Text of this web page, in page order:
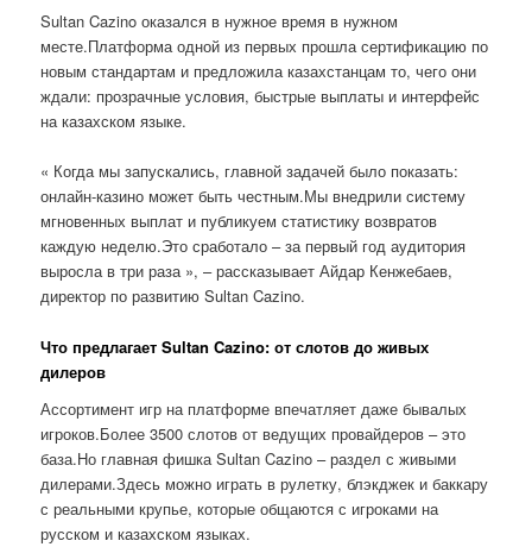
Sultan Cazino оказался в нужное время в нужном
месте.Платформа одной из первых прошла сертификацию по
новым стандартам и предложила казахстанцам то, чего они
ждали: прозрачные условия, быстрые выплаты и интерфейс
на казахском языке.
« Когда мы запускались, главной задачей было показать:
онлайн-казино может быть честным.Мы внедрили систему
мгновенных выплат и публикуем статистику возвратов
каждую неделю.Это сработало – за первый год аудитория
выросла в три раза », – рассказывает Айдар Кенжебаев,
директор по развитию Sultan Cazino.
Что предлагает Sultan Cazino: от слотов до живых
дилеров
Ассортимент игр на платформе впечатляет даже бывалых
игроков.Более 3500 слотов от ведущих провайдеров – это
база.Но главная фишка Sultan Cazino – раздел с живыми
дилерами.Здесь можно играть в рулетку, блэкджек и баккару
с реальными крупье, которые общаются с игроками на
русском и казахском языках.